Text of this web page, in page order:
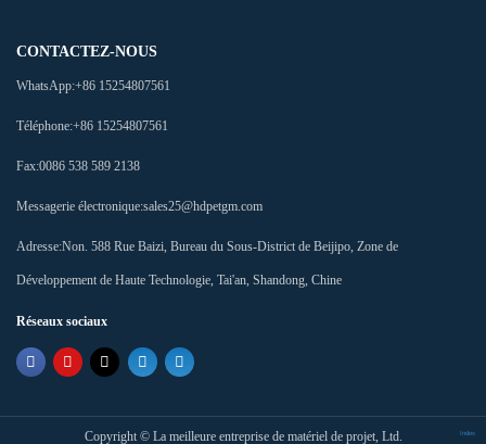
CONTACTEZ-NOUS
WhatsApp:+86 15254807561
Téléphone:+86 15254807561
Fax:0086 538 589 2138
Messagerie électronique:sales25@hdpetgm.com
Adresse:Non. 588 Rue Baizi, Bureau du Sous-District de Beijipo, Zone de
Développement de Haute Technologie, Tai'an, Shandong, Chine
Réseaux sociaux
Copyright © La meilleure entreprise de matériel de projet, Ltd. Index